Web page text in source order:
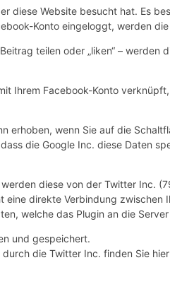
diese Website besucht hat. Es
Konto eingeloggt, werden
teilen oder „liken“ –
Ihrem Facebook-Konto
erhoben, wenn Sie auf die
die Google Inc. diese Daten
diese von der Twitter Inc.
direkte Verbindung
welche das Plugin an die
und gespeichert.
die Twitter Inc. finden Sie